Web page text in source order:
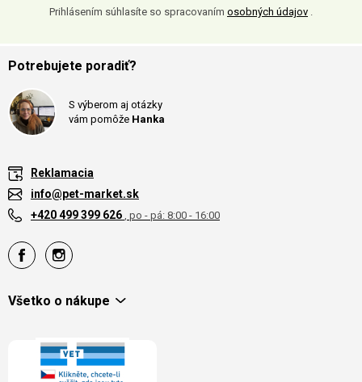
Prihlásením súhlasíte so spracovaním osobných údajov .
Potrebujete poradiť?
S výberom aj otázky
vám pomôže Hanka
Reklamacia
info@pet-market.sk
+420 499 399 626 , po - pá: 8:00 - 16:00
Všetko o nákupe